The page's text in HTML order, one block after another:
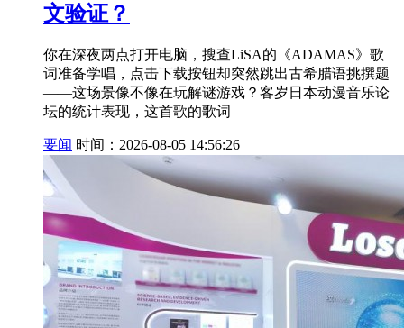
文验证？
你在深夜两点打开电脑，搜查LiSA的《ADAMAS》歌
词准备学唱，点击下载按钮却突然跳出古希腊语挑撰题
——这场景像不像在玩解谜游戏？客岁日本动漫音乐论
坛的统计表现，这首歌的歌词
要闻 时间：2026-08-05 14:56:26